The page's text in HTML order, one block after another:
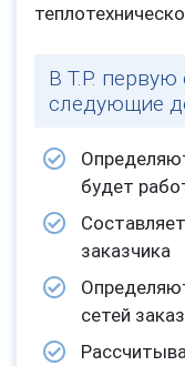
В Т.Р.
следующие
будет
заказчика
сетей